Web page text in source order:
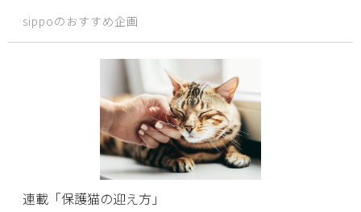
sippoのおすすめ企画
連載「保護猫の迎え方」